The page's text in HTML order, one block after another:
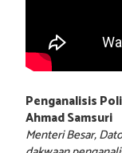
Penganalisis
Ahmad Samsuri
Menteri Besar,